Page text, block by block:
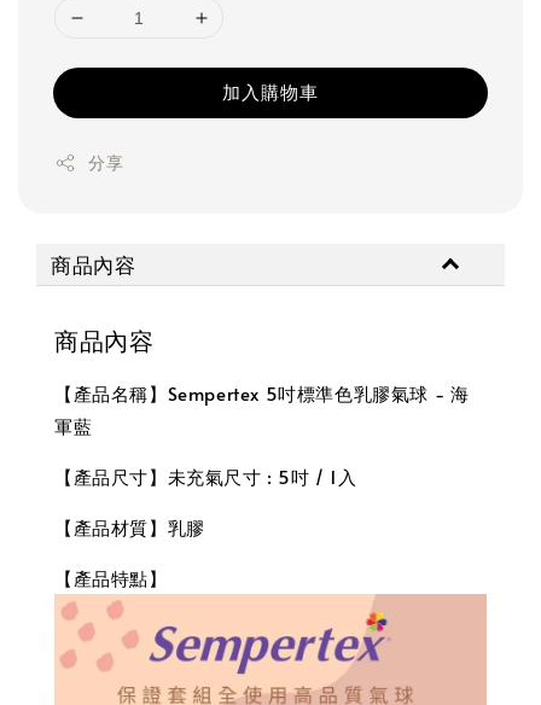
加入購物車
分享
商品內容
商品內容
【產品名稱】Sempertex 5吋標準色乳膠氣球 - 海
軍藍
【產品尺寸】未充氣尺寸 : 5吋 / 1入
【產品材質】乳膠
【產品特點】